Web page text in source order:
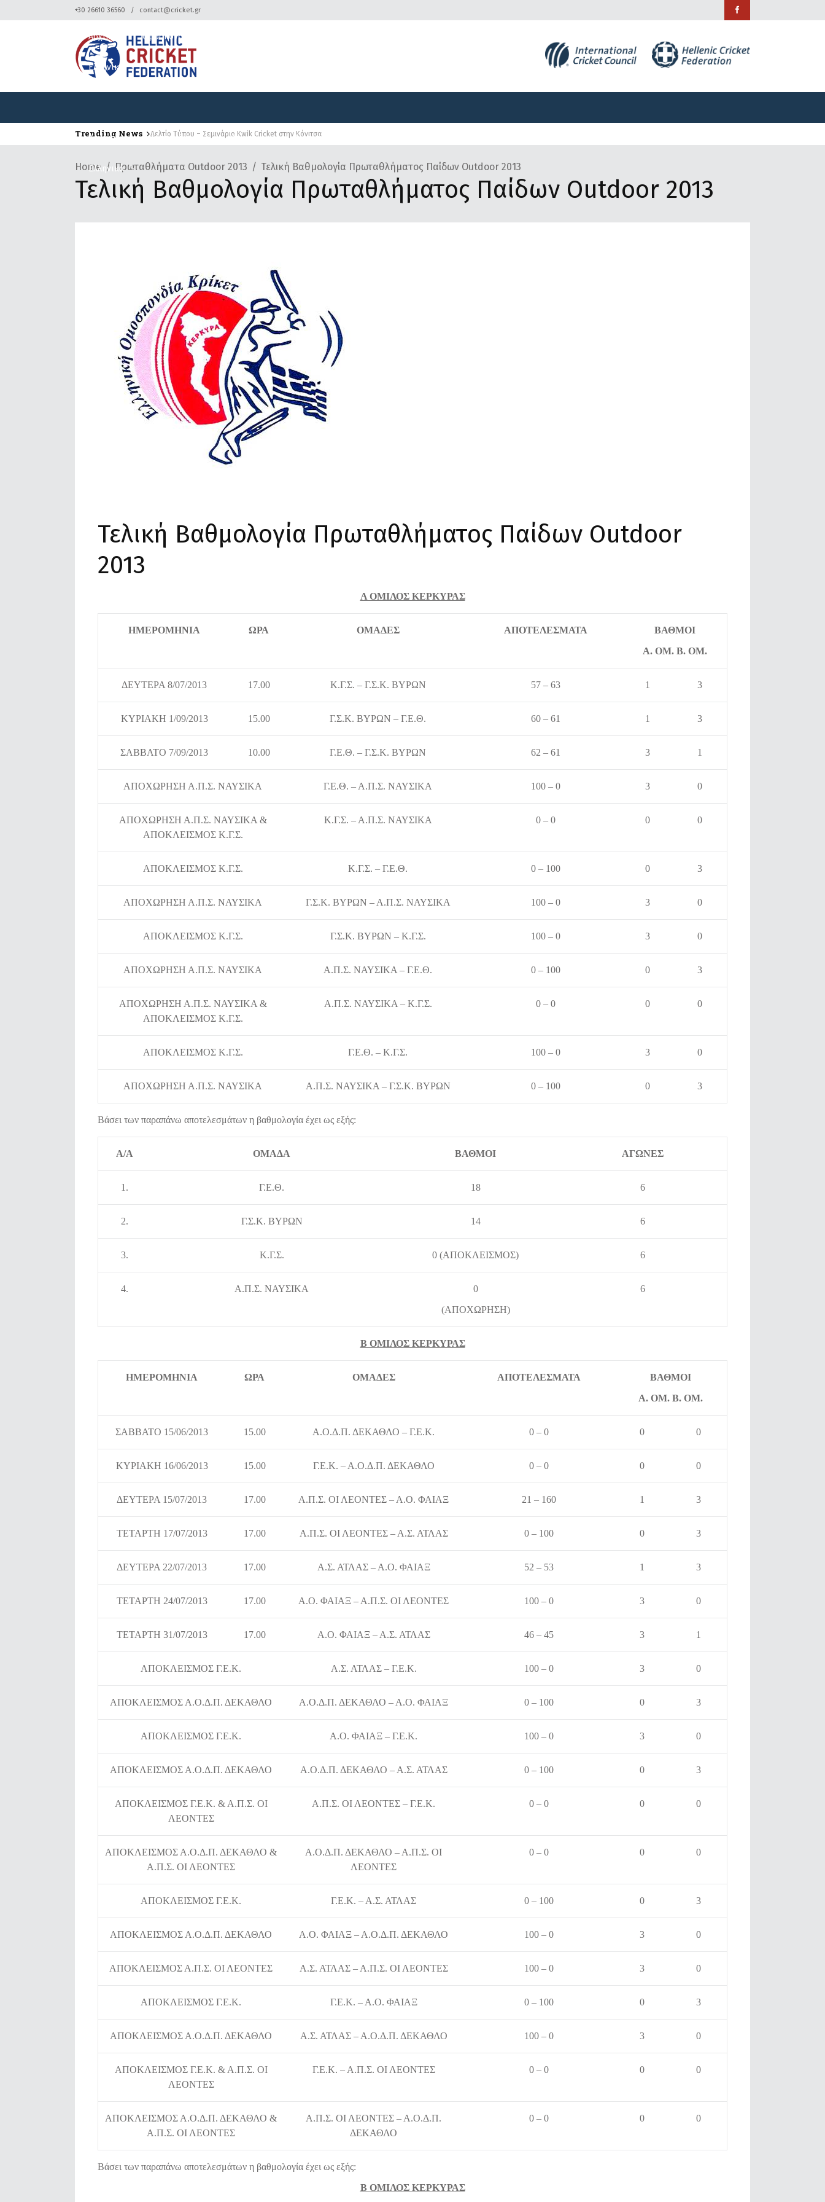
+30 26610 36560 contact@cricket.gr
Αρχική Ομοσπονδία Κρίκετ Διοργανώσεις
Ελληνικά
Αρχική Ομοσπονδία
Ελληνικά
Trending News Δελτίο Τύπου – Σεμινάριο Kwik Cricket στην Κόνιτσα
Home Πρωταθλήματα Outdoor 2013 Τελική Βαθμολογία Πρωταθλήματος Παίδων Outdoor 2013
Τελική Βαθμολογία Πρωταθλήματος Παίδων Outdoor 2013
Τελική Βαθμολογία Πρωταθλήματος Παίδων Outdoor
2013
Α ΟΜΙΛΟΣ ΚΕΡΚΥΡΑΣ
ΗΜΕΡΟΜΗΝΙΑ ΩΡΑ ΟΜΑΔΕΣ ΑΠΟΤΕΛΕΣΜΑΤΑ
ΒΑΘΜΟΙ
Α. ΟΜ. Β. ΟΜ.
ΔΕΥΤΕΡΑ 8/07/2013 17.00 Κ.Γ.Σ. – Γ.Σ.Κ. ΒΥΡΩΝ 57 – 63 1 3
ΚΥΡΙΑΚΗ 1/09/2013 15.00 Γ.Σ.Κ. ΒΥΡΩΝ – Γ.Ε.Θ. 60 – 61 1 3
ΣΑΒΒΑΤΟ 7/09/2013 10.00 Γ.Ε.Θ. – Γ.Σ.Κ. ΒΥΡΩΝ 62 – 61 3 1
ΑΠΟΧΩΡΗΣΗ Α.Π.Σ. ΝΑΥΣΙΚΑ Γ.Ε.Θ. – Α.Π.Σ. ΝΑΥΣΙΚΑ 100 – 0 3 0
ΑΠΟΧΩΡΗΣΗ Α.Π.Σ. ΝΑΥΣΙΚΑ &
ΑΠΟΚΛΕΙΣΜΟΣ Κ.Γ.Σ.
Κ.Γ.Σ. – Α.Π.Σ. ΝΑΥΣΙΚΑ 0 – 0 0 0
ΑΠΟΚΛΕΙΣΜΟΣ Κ.Γ.Σ. Κ.Γ.Σ. – Γ.Ε.Θ. 0 – 100 0 3
ΑΠΟΧΩΡΗΣΗ Α.Π.Σ. ΝΑΥΣΙΚΑ Γ.Σ.Κ. ΒΥΡΩΝ – Α.Π.Σ. ΝΑΥΣΙΚΑ 100 – 0 3 0
ΑΠΟΚΛΕΙΣΜΟΣ Κ.Γ.Σ. Γ.Σ.Κ. ΒΥΡΩΝ – Κ.Γ.Σ. 100 – 0 3 0
ΑΠΟΧΩΡΗΣΗ Α.Π.Σ. ΝΑΥΣΙΚΑ Α.Π.Σ. ΝΑΥΣΙΚΑ – Γ.Ε.Θ. 0 – 100 0 3
ΑΠΟΧΩΡΗΣΗ Α.Π.Σ. ΝΑΥΣΙΚΑ &
ΑΠΟΚΛΕΙΣΜΟΣ Κ.Γ.Σ.
Α.Π.Σ. ΝΑΥΣΙΚΑ – Κ.Γ.Σ. 0 – 0 0 0
ΑΠΟΚΛΕΙΣΜΟΣ Κ.Γ.Σ. Γ.Ε.Θ. – Κ.Γ.Σ. 100 – 0 3 0
ΑΠΟΧΩΡΗΣΗ Α.Π.Σ. ΝΑΥΣΙΚΑ Α.Π.Σ. ΝΑΥΣΙΚΑ – Γ.Σ.Κ. ΒΥΡΩΝ 0 – 100 0 3
Βάσει των παραπάνω αποτελεσμάτων η βαθμολογία έχει ως εξής:
Α/Α ΟΜΑΔΑ ΒΑΘΜΟΙ ΑΓΩΝΕΣ
1. Γ.Ε.Θ. 18 6
2. Γ.Σ.Κ. ΒΥΡΩΝ 14 6
3. Κ.Γ.Σ. 0 (ΑΠΟΚΛΕΙΣΜΟΣ) 6
4. Α.Π.Σ. ΝΑΥΣΙΚΑ
0
(ΑΠΟΧΩΡΗΣΗ)
6
Β ΟΜΙΛΟΣ ΚΕΡΚΥΡΑΣ
ΗΜΕΡΟΜΗΝΙΑ ΩΡΑ ΟΜΑΔΕΣ ΑΠΟΤΕΛΕΣΜΑΤΑ
ΒΑΘΜΟΙ
Α. ΟΜ. Β. ΟΜ.
ΣΑΒΒΑΤΟ 15/06/2013 15.00 Α.Ο.Δ.Π. ΔΕΚΑΘΛΟ – Γ.Ε.Κ. 0 – 0 0 0
ΚΥΡΙΑΚΗ 16/06/2013 15.00 Γ.Ε.Κ. – Α.Ο.Δ.Π. ΔΕΚΑΘΛΟ 0 – 0 0 0
ΔΕΥΤΕΡΑ 15/07/2013 17.00 Α.Π.Σ. ΟΙ ΛΕΟΝΤΕΣ – Α.Ο. ΦΑΙΑΞ 21 – 160 1 3
ΤΕΤΑΡΤΗ 17/07/2013 17.00 Α.Π.Σ. ΟΙ ΛΕΟΝΤΕΣ – Α.Σ. ΑΤΛΑΣ 0 – 100 0 3
ΔΕΥΤΕΡΑ 22/07/2013 17.00 Α.Σ. ΑΤΛΑΣ – Α.Ο. ΦΑΙΑΞ 52 – 53 1 3
ΤΕΤΑΡΤΗ 24/07/2013 17.00 Α.Ο. ΦΑΙΑΞ – Α.Π.Σ. ΟΙ ΛΕΟΝΤΕΣ 100 – 0 3 0
ΤΕΤΑΡΤΗ 31/07/2013 17.00 Α.Ο. ΦΑΙΑΞ – Α.Σ. ΑΤΛΑΣ 46 – 45 3 1
ΑΠΟΚΛΕΙΣΜΟΣ Γ.Ε.Κ. Α.Σ. ΑΤΛΑΣ – Γ.Ε.Κ. 100 – 0 3 0
ΑΠΟΚΛΕΙΣΜΟΣ Α.Ο.Δ.Π. ΔΕΚΑΘΛΟ Α.Ο.Δ.Π. ΔΕΚΑΘΛΟ – Α.Ο. ΦΑΙΑΞ 0 – 100 0 3
ΑΠΟΚΛΕΙΣΜΟΣ Γ.Ε.Κ. Α.Ο. ΦΑΙΑΞ – Γ.Ε.Κ. 100 – 0 3 0
ΑΠΟΚΛΕΙΣΜΟΣ Α.Ο.Δ.Π. ΔΕΚΑΘΛΟ Α.Ο.Δ.Π. ΔΕΚΑΘΛΟ – Α.Σ. ΑΤΛΑΣ 0 – 100 0 3
ΑΠΟΚΛΕΙΣΜΟΣ Γ.Ε.Κ. & Α.Π.Σ. ΟΙ
ΛΕΟΝΤΕΣ
Α.Π.Σ. ΟΙ ΛΕΟΝΤΕΣ – Γ.Ε.Κ. 0 – 0 0 0
ΑΠΟΚΛΕΙΣΜΟΣ Α.Ο.Δ.Π. ΔΕΚΑΘΛΟ &
Α.Π.Σ. ΟΙ ΛΕΟΝΤΕΣ
Α.Ο.Δ.Π. ΔΕΚΑΘΛΟ – Α.Π.Σ. ΟΙ
ΛΕΟΝΤΕΣ
0 – 0 0 0
ΑΠΟΚΛΕΙΣΜΟΣ Γ.Ε.Κ. Γ.Ε.Κ. – Α.Σ. ΑΤΛΑΣ 0 – 100 0 3
ΑΠΟΚΛΕΙΣΜΟΣ Α.Ο.Δ.Π. ΔΕΚΑΘΛΟ Α.Ο. ΦΑΙΑΞ – Α.Ο.Δ.Π. ΔΕΚΑΘΛΟ 100 – 0 3 0
ΑΠΟΚΛΕΙΣΜΟΣ Α.Π.Σ. ΟΙ ΛΕΟΝΤΕΣ Α.Σ. ΑΤΛΑΣ – Α.Π.Σ. ΟΙ ΛΕΟΝΤΕΣ 100 – 0 3 0
ΑΠΟΚΛΕΙΣΜΟΣ Γ.Ε.Κ. Γ.Ε.Κ. – Α.Ο. ΦΑΙΑΞ 0 – 100 0 3
ΑΠΟΚΛΕΙΣΜΟΣ Α.Ο.Δ.Π. ΔΕΚΑΘΛΟ Α.Σ. ΑΤΛΑΣ – Α.Ο.Δ.Π. ΔΕΚΑΘΛΟ 100 – 0 3 0
ΑΠΟΚΛΕΙΣΜΟΣ Γ.Ε.Κ. & Α.Π.Σ. ΟΙ
ΛΕΟΝΤΕΣ
Γ.Ε.Κ. – Α.Π.Σ. ΟΙ ΛΕΟΝΤΕΣ 0 – 0 0 0
ΑΠΟΚΛΕΙΣΜΟΣ Α.Ο.Δ.Π. ΔΕΚΑΘΛΟ &
Α.Π.Σ. ΟΙ ΛΕΟΝΤΕΣ
Α.Π.Σ. ΟΙ ΛΕΟΝΤΕΣ – Α.Ο.Δ.Π.
ΔΕΚΑΘΛΟ
0 – 0 0 0
Βάσει των παραπάνω αποτελεσμάτων η βαθμολογία έχει ως εξής:
Β ΟΜΙΛΟΣ ΚΕΡΚΥΡΑΣ